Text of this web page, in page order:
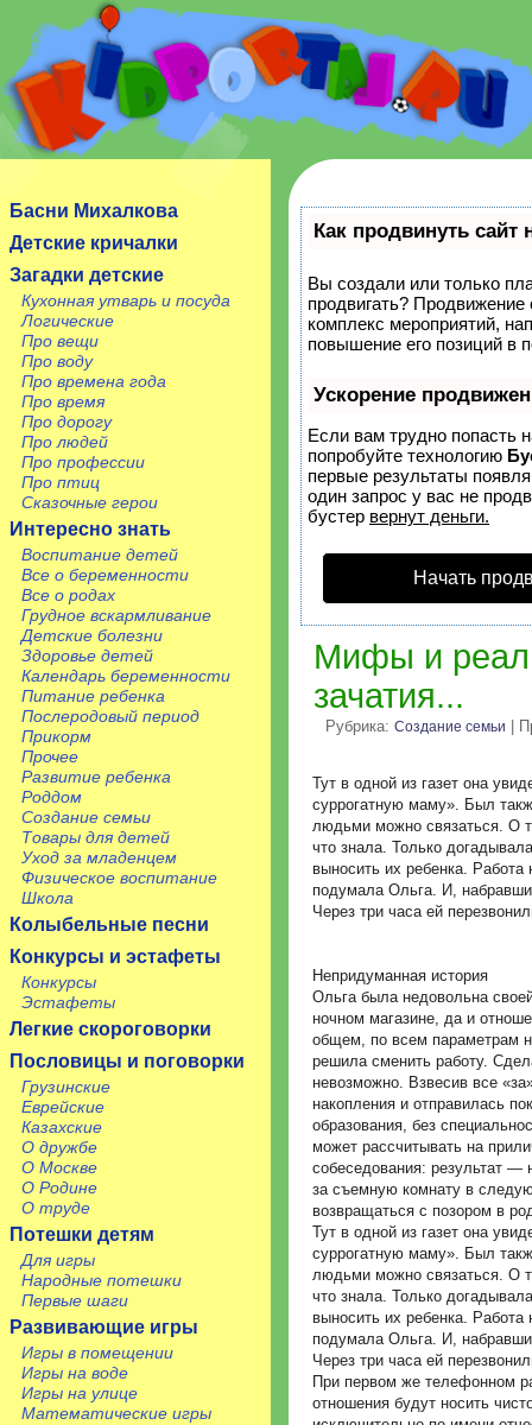
Сайт посвящен детям, их родителям, учителям и
Басни Михалкова
Детские кричалки
Загадки детские
Кухонная утварь и посуда
Логические
Про вещи
Про воду
Про времена года
Про время
Про дорогу
Про людей
Про профессии
Про птиц
Сказочные герои
Интересно знать
Воспитание детей
Все о беременности
Все о родах
Грудное вскармливание
Детские болезни
Здоровье детей
Календарь беременности
Питание ребенка
Послеродовый период
Прикорм
Прочее
Развитие ребенка
Роддом
Создание семьи
Товары для детей
Уход за младенцем
Физическое воспитание
Школа
Колыбельные песни
Конкурсы и эстафеты
Конкурсы
Эстафеты
Легкие скороговорки
Пословицы и поговорки
Грузинские
Еврейские
Казахские
О дружбе
О Москве
О Родине
О труде
Потешки детям
Для игры
Народные потешки
Первые шаги
Развивающие игры
Игры в помещении
Игры на воде
Игры на улице
Математические игры
Как продвинуть сайт
Вы создали или только
продвигать?
комплекс мероприятий,
повышение его позиций в
Ускорение
Если вам трудно попасть
попробуйте технологию
первые результаты
один запрос у вас не
бустер вернут деньги.
Начать
Мифы и
зачатия...
Рубрика: Создание семьи |
Тут в одной из газет она
суррогатную маму». Был
людьми можно связаться. О
что знала. Только
выносить их ребенка.
подумала Ольга. И,
Через три часа ей
Непридуманная история
Ольга была недовольна
ночном магазине, да и
общем, по всем параметрам
решила сменить работу.
невозможно. Взвесив все
накопления и отправилась
образования, без
может рассчитывать на
собеседования: результат —
за съемную комнату в
возвращаться с позором в
Тут в одной из газет она
суррогатную маму». Был
людьми можно связаться. О
что знала. Только
выносить их ребенка.
подумала Ольга. И,
Через три часа ей
При первом же телефонном
отношения будут носить